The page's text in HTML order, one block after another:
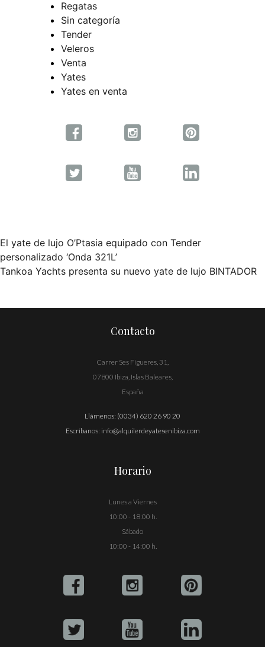
Regatas
Sin categoría
Tender
Veleros
Venta
Yates
Yates en venta
Navegación
de
El yate de lujo O’Ptasia equipado con Tender
personalizado ‘Onda 321L’
Tankoa Yachts presenta su nuevo yate de lujo BINTADOR
Contacto
Carrer Ses Figueres, 31,
07800 Ibiza, Islas Baleares,
España
Llámenos: (0034) 620 26 90 20
Escríbanos: info@alquilerdeyatesenibiza.com
Horario
Lunes a Viernes
10:00 - 18:00 h.
Sábado
10:00 - 14:00 h.